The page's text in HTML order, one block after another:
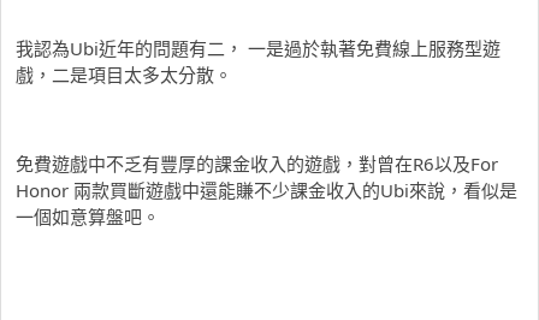
我認為Ubi近年的問題有二， 一是過於執著免費線上服務型遊
戲，二是項目太多太分散。
免費遊戲中不乏有豐厚的課金收入的遊戲，對曾在R6以及For
Honor 兩款買斷遊戲中還能賺不少課金收入的Ubi來說，看似是
一個如意算盤吧。